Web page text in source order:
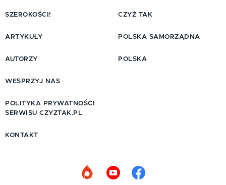
SZEROKOŚCI!
ARTYKUŁY
AUTORZY
CZYŻ TAK
POLSKA SAMORZĄDNA
POLSKA
WESPRZYJ NAS
POLITYKA PRYWATNOŚCI
SERWISU CZYZTAK.PL
KONTAKT